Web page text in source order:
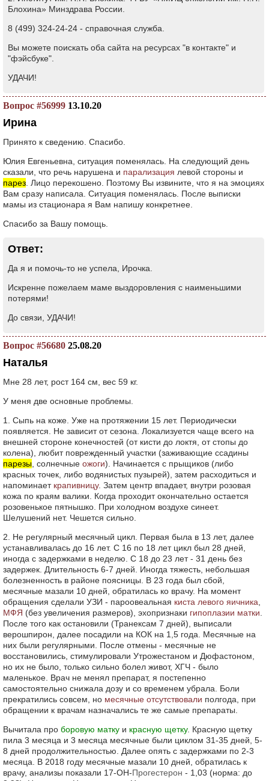
Блохина» Минздрава России.
8 (499) 324-24-24 - справочная служба.
Вы можете поискать оба сайта на ресурсах "в контакте" и
"фэйсбуке".
УДАЧИ!
Вопрос #56999 13.10.20
Ирина
Принято к сведению. Спасибо.
Юлия Евгеньевна, ситуация поменялась. На следующий день
сказали, что речь нарушена и парализация левой стороны и
парез . Лицо перекошено. Поэтому Вы извините, что я на эмоциях
Вам сразу написала. Ситуация поменялась. После выписки
мамы из стационара я Вам напишу конкретнее.
Спасибо за Вашу помощь.
Ответ:
Да я и помочь-то не успела, Ирочка.
Искренне пожелаем маме выздоровления с наименьшими
потерями!
До связи, УДАЧИ!
Вопрос #56680 25.08.20
Наталья
Мне 28 лет, рост 164 см, вес 59 кг.
У меня две основные проблемы.
1. Сыпь на коже. Уже на протяжении 15 лет. Периодически
появляется. Не зависит от сезона. Локализуется чаще всего на
внешней стороне конечностей (от кисти до локтя, от стопы до
колена), любит поврежденный участки (заживающие ссадины
парезы , солнечные ожоги). Начинается с прыщиков (либо
красных точек, либо водянистых пузырей), затем расходиться и
напоминает крапивницу. Затем центр впадает, внутри розовая
кожа по краям валики. Когда проходит окончательно остается
розовенькое пятнышко. При холодном воздухе синеет.
Шелушений нет. Чешется сильно.
2. Не регулярный месячный цикл. Первая была в 13 лет, далее
устанавливалась до 16 лет. С 16 по 18 лет цикл был 28 дней,
иногда с задержками в неделю. С 18 до 23 лет - 31 день без
задержек. Длительность 6-7 дней. Иногда тяжесть, небольшая
болезненность в районе поясницы. В 23 года был сбой,
месячные мазали 10 дней, обратилась ко врачу. На момент
обращения сделали УЗИ - пароовеальная киста левого яичника
МФЯ (без увеличения размеров), эхопризнаки гипоплазии матки
После того как остановили (Транексам 7 дней), выписали
верошпирон, далее посадили на КОК на 1,5 года. Месячные на
них были регулярными. После отмены - месячные не
восстановились, стимулировали Утрожестаном и Дюфастоном,
но их не было, только сильно болел живот, ХГЧ - было
маленькое. Врач не менял препарат, я постепенно
самостоятельно снижала дозу и со временем убрала. Боли
прекратились совсем, но месячные отсутствовали полгода, при
обращении к врачам назначались те же самые препараты.
Вычитала про боровую матку и красную щетку. Красную щетку
пила 3 месяца и 3 месяца месячные были циклом 31-35 дней, 5-
8 дней продолжительностью. Далее опять с задержками по 2-3
месяца. В 2018 году месячные мазали 10 дней, обратилась к
врачу, анализы показали 17-ОН-Прогестерон - 1,03 (норма: до